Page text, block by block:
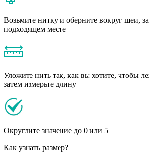
Возьмите нитку и оберните вокруг шеи,
подходящем месте
Уложите нить так, как вы хотите, чтобы
затем измерьте длину
Округлите значение до 0 или 5
Как узнать размер?